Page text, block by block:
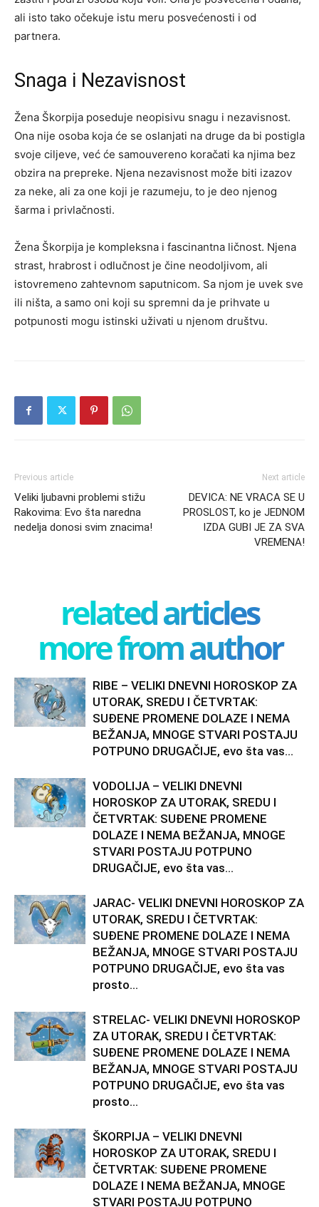
ali isto tako očekuje istu meru posvećenosti i od
partnera.
Snaga i Nezavisnost
Žena Škorpija poseduje neopisivu snagu i nezavisnost.
Ona nije osoba koja će se oslanjati na druge da bi postigla
svoje ciljeve, već će samouvereno koračati ka njima bez
obzira na prepreke. Njena nezavisnost može biti izazov
za neke, ali za one koji je razumeju, to je deo njenog
šarma i privlačnosti.
Žena Škorpija je kompleksna i fascinantna ličnost. Njena
strast, hrabrost i odlučnost je čine neodoljivom, ali
istovremeno zahtevnom saputnicom. Sa njom je uvek sve
ili ništa, a samo oni koji su spremni da je prihvate u
potpunosti mogu istinski uživati u njenom društvu.
Previous article
Veliki ljubavni problemi stižu
Rakovima: Evo šta naredna
nedelja donosi svim znacima!
Next article
DEVICA: NE VRACA SE U
PROSLOST, ko je JEDNOM
IZDA GUBI JE ZA SVA
VREMENA!
related articles
more from author
RIBE – VELIKI DNEVNI HOROSKOP ZA
UTORAK, SREDU I ČETVRTAK:
SUĐENE PROMENE DOLAZE I NEMA
BEŽANJA, MNOGE STVARI POSTAJU
POTPUNO DRUGAČIJE, evo šta vas...
VODOLIJA – VELIKI DNEVNI
HOROSKOP ZA UTORAK, SREDU I
ČETVRTAK: SUĐENE PROMENE
DOLAZE I NEMA BEŽANJA, MNOGE
STVARI POSTAJU POTPUNO
DRUGAČIJE, evo šta vas...
JARAC- VELIKI DNEVNI HOROSKOP ZA
UTORAK, SREDU I ČETVRTAK:
SUĐENE PROMENE DOLAZE I NEMA
BEŽANJA, MNOGE STVARI POSTAJU
POTPUNO DRUGAČIJE, evo šta vas
prosto...
STRELAC- VELIKI DNEVNI HOROSKOP
ZA UTORAK, SREDU I ČETVRTAK:
SUĐENE PROMENE DOLAZE I NEMA
BEŽANJA, MNOGE STVARI POSTAJU
POTPUNO DRUGAČIJE, evo šta vas
prosto...
ŠKORPIJA – VELIKI DNEVNI
HOROSKOP ZA UTORAK, SREDU I
ČETVRTAK: SUĐENE PROMENE
DOLAZE I NEMA BEŽANJA, MNOGE
STVARI POSTAJU POTPUNO